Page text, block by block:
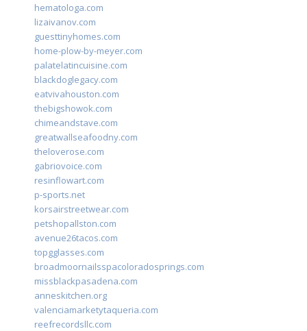
hematologa.com
lizaivanov.com
guesttinyhomes.com
home-plow-by-meyer.com
palatelatincuisine.com
blackdoglegacy.com
eatvivahouston.com
thebigshowok.com
chimeandstave.com
greatwallseafoodny.com
theloverose.com
gabriovoice.com
resinflowart.com
p-sports.net
korsairstreetwear.com
petshopallston.com
avenue26tacos.com
topgglasses.com
broadmoornailsspacoloradosprings.com
missblackpasadena.com
anneskitchen.org
valenciamarketytaqueria.com
reefrecordsllc.com